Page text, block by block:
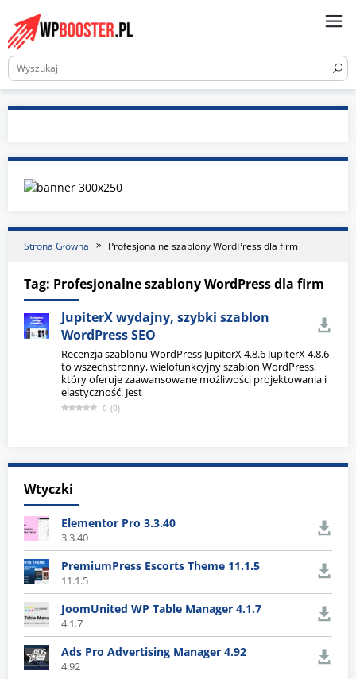
content
Strona Główna Profesjonalne szablony WordPress dla firm
Tag: Profesjonalne szablony WordPress dla firm
JupiterX wydajny, szybki szablon
WordPress SEO
Recenzja szablonu WordPress JupiterX 4.8.6 JupiterX 4.8.6
to wszechstronny, wielofunkcyjny szablon WordPress,
który oferuje zaawansowane możliwości projektowania i
elastyczność. Jest
0 (0)
Wtyczki
Elementor Pro 3.3.40
3.3.40
PremiumPress Escorts Theme 11.1.5
11.1.5
JoomUnited WP Table Manager 4.1.7
4.1.7
Ads Pro Advertising Manager 4.92
4.92